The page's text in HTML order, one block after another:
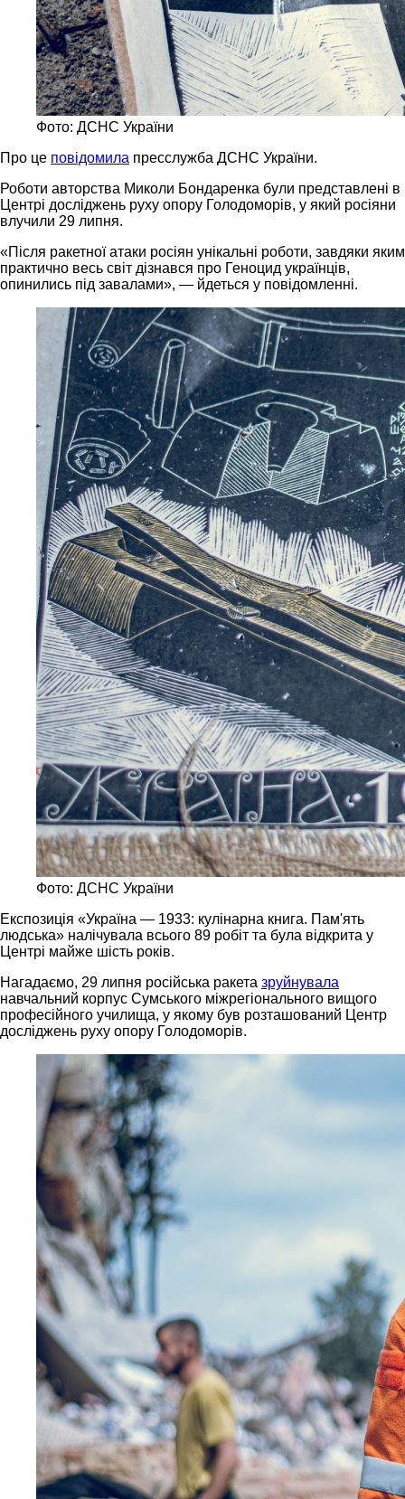
Фото: ДСНС України
Про це повідомила пресслужба ДСНС України.
Роботи авторства Миколи Бондаренка були представлені в
Центрі досліджень руху опору Голодоморів, у який росіяни
влучили 29 липня.
«Після ракетної атаки росіян унікальні роботи, завдяки яким
практично весь світ дізнався про Геноцид українців,
опинились під завалами», — йдеться у повідомленні.
Фото: ДСНС України
Експозиція «Україна — 1933: кулінарна книга. Пам'ять
людська» налічувала всього 89 робіт та була відкрита у
Центрі майже шість років.
Нагадаємо, 29 липня російська ракета зруйнувала
навчальний корпус Сумського міжрегіонального вищого
професійного училища, у якому був розташований Центр
досліджень руху опору Голодоморів.